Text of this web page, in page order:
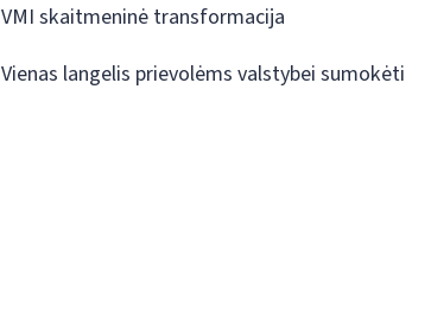
VMI skaitmeninė transformacija
Vienas langelis prievolėms valstybei sumokėti